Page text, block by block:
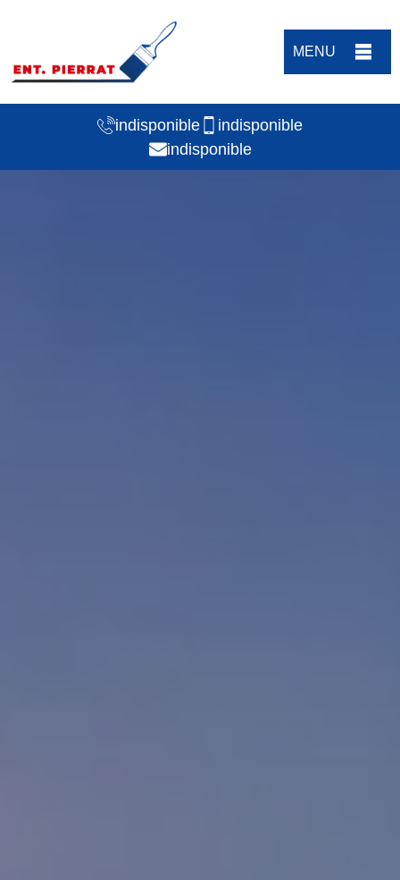
MENU
indisponible
indisponible
indisponible